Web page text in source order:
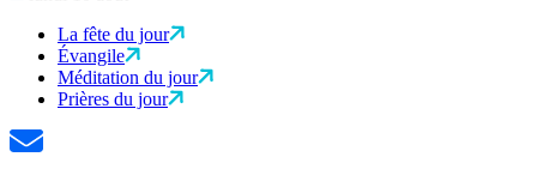
La fête du jour
Évangile
Méditation du jour
Prières du jour